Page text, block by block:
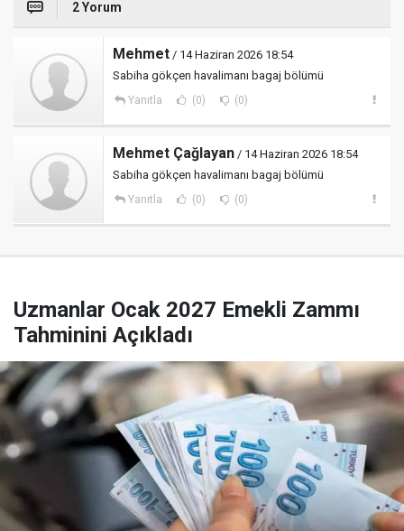
2 Yorum
Mehmet / 14 Haziran 2026 18:54
Sabiha gökçen havalimanı bagaj bölümü
Yanıtla (0) (0)
Mehmet Çağlayan / 14 Haziran 2026 18:54
Sabiha gökçen havalimanı bagaj bölümü
Yanıtla (0) (0)
Uzmanlar Ocak 2027 Emekli Zammı
Tahminini Açıkladı